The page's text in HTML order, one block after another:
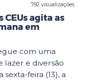
792 visualizações
agita as
em
com uma
lazer e diversão
feira (13), a